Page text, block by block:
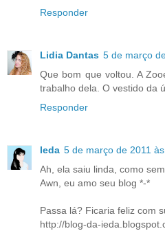
Responder
Lidia Dantas 5 de março
Que bom que voltou. A
trabalho dela. O vestido da
Responder
Ieda 5 de março de 2011
Ah, ela saiu linda, como
Awn, eu amo seu blog *-*
Passa lá? Ficaria feliz com
http://blog-da-